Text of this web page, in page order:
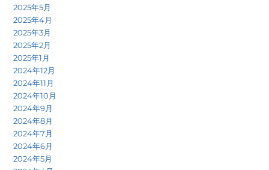
2025年5月
2025年4月
2025年3月
2025年2月
2025年1月
2024年12月
2024年11月
2024年10月
2024年9月
2024年8月
2024年7月
2024年6月
2024年5月